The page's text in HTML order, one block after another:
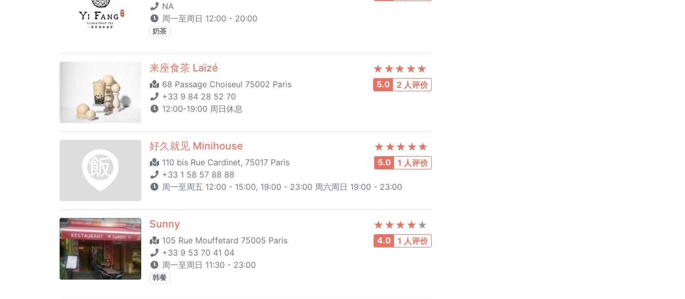
NA
周一至周日 12:00 - 20:00
奶茶
5.0 2 人评价
来座食茶 Laïzé
68 Passage Choiseul 75002 Paris
+33 9 84 28 52 70
12:00-19:00 周日休息
5.0 1 人评价
好久就见 Minihouse
110 bis Rue Cardinet, 75017 Paris
+33 1 58 57 88 88
周一至周五 12:00 - 15:00, 19:00 - 23:00 周六周日 19:00 - 23:00
4.0 1 人评价
Sunny
105 Rue Mouffetard 75005 Paris
+33 9 53 70 41 04
周一至周日 11:30 - 23:00
韩餐